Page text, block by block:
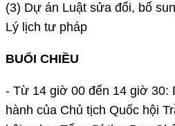
(3) Dự án Luật sửa đổi, bổ
Lý lịch tư pháp
BUỔI CHIỀU
- Từ 14 giờ 00 đến 14 giờ 30:
hành của Chủ tịch Quốc hội